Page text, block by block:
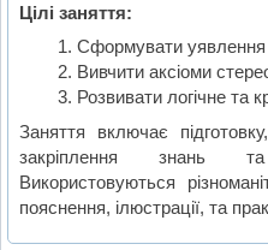
Цілі заняття:
Сформувати уявлення
Вивчити аксіоми
Розвивати логічне та
Заняття включає
закріплення знань
Використовуються
пояснення, ілюстрації, та